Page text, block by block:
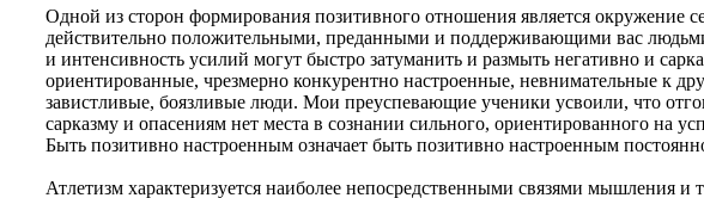
Одной из сторон формирования позитивного отношения является окружение
действительно положительными, преданными и поддерживающими вас
и интенсивность усилий могут быстро затуманить и размыть негативно и
ориентированные, чрезмерно конкурентно настроенные, невнимательные к
завистливые, боязливые люди. Мои преуспевающие ученики усвоили, что
сарказму и опасениям нет места в сознании сильного, ориентированного на
Быть позитивно настроенным означает быть позитивно настроенным
Атлетизм характеризуется наиболее непосредственными связями мышления